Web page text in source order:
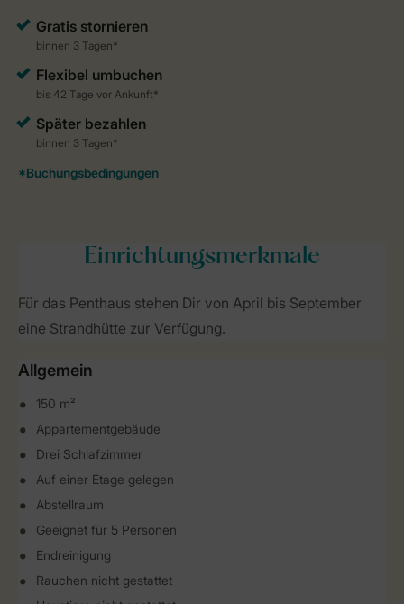
Einrichtungsmerkmale
Für das Penthaus stehen Dir von April bis September
eine Strandhütte zur Verfügung.
Allgemein
150 m²
Appartementgebäude
Drei Schlafzimmer
Auf einer Etage gelegen
Abstellraum
Geeignet für 5 Personen
Endreinigung
Rauchen nicht gestattet